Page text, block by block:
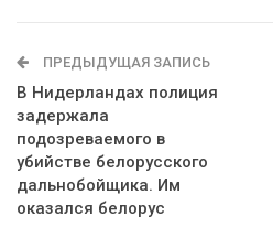
ПРЕДЫДУЩАЯ ЗАПИСЬ
В Нидерландах полиция
задержала
подозреваемого в
убийстве белорусского
дальнобойщика. Им
оказался белорус